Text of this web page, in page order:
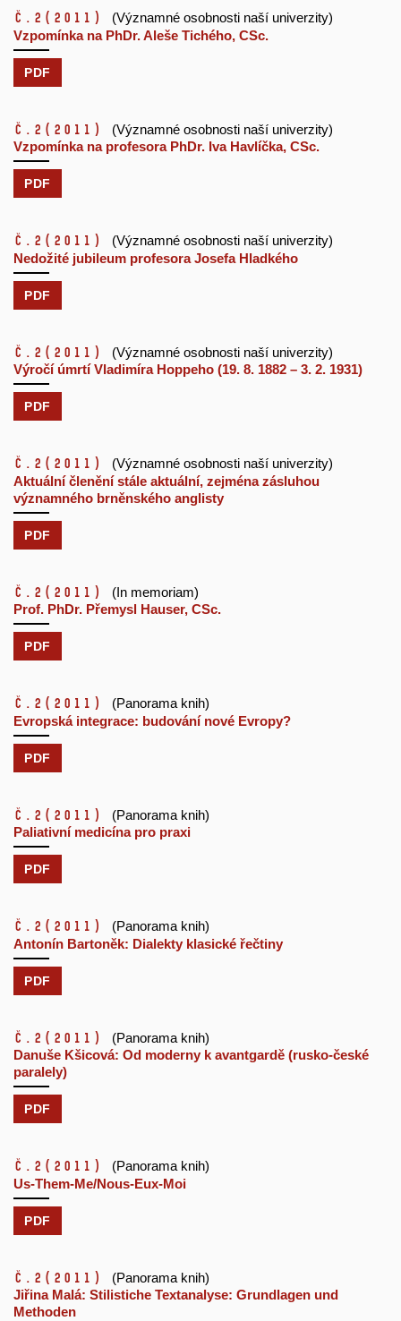
č.2 (2011)
(Významné osobnosti naší univerzity)
Vzpomínka na PhDr. Aleše Tichého, CSc.
PDF
č.2 (2011)
(Významné osobnosti naší univerzity)
Vzpomínka na profesora PhDr. Iva Havlíčka, CSc.
PDF
č.2 (2011)
(Významné osobnosti naší univerzity)
Nedožité jubileum profesora Josefa Hladkého
PDF
č.2 (2011)
(Významné osobnosti naší univerzity)
Výročí úmrtí Vladimíra Hoppeho (19. 8. 1882 – 3. 2. 1931)
PDF
č.2 (2011)
(Významné osobnosti naší univerzity)
Aktuální členění stále aktuální, zejména zásluhou
významného brněnského anglisty
PDF
č.2 (2011)
(In memoriam)
Prof. PhDr. Přemysl Hauser, CSc.
PDF
č.2 (2011)
(Panorama knih)
Evropská integrace: budování nové Evropy?
PDF
č.2 (2011)
(Panorama knih)
Paliativní medicína pro praxi
PDF
č.2 (2011)
(Panorama knih)
Antonín Bartoněk: Dialekty klasické řečtiny
PDF
č.2 (2011)
(Panorama knih)
Danuše Kšicová: Od moderny k avantgardě (rusko-české
paralely)
PDF
č.2 (2011)
(Panorama knih)
Us-Them-Me/Nous-Eux-Moi
PDF
č.2 (2011)
(Panorama knih)
Jiřina Malá: Stilistiche Textanalyse: Grundlagen und
Methoden